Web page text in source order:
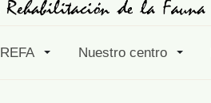
Nuestro centro